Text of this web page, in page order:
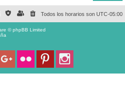
Todos los horarios son UTC-05:00
© phpBB Limited